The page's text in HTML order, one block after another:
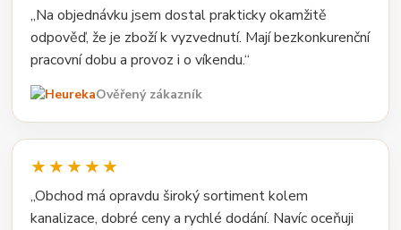
„Na objednávku jsem dostal prakticky okamžitě
odpověď, že je zboží k vyzvednutí. Mají bezkonkurenční
pracovní dobu a provoz i o víkendu.“
Ověřený zákazník
★★★★★
„Obchod má opravdu široký sortiment kolem
kanalizace, dobré ceny a rychlé dodání. Navíc oceňuji